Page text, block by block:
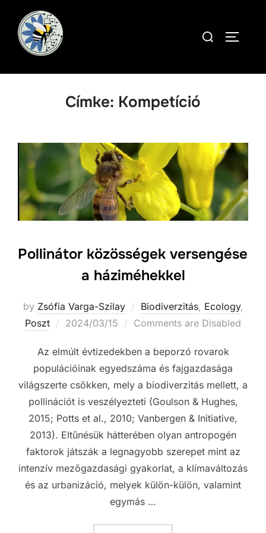
content
Search
Címke: Kompetíció
Pollinátor közösségek versengése
a háziméhekkel
by Zsófia Varga-Szilay Biodiverzitás, Ecology,
Poszt
Posted
2024/03/15 Comments are Disabled
Az elmúlt évtizedekben a beporzó rovarok
populációinak egyedszáma és fajgazdasága
világszerte csökken, mely a biodiverzitás mellett, a
pollinációt is veszélyezteti (Goulson & Hughes,
2015; Potts et al., 2010; Vanbergen & Initiative,
2013). Eltűnésük hátterében olyan antropogén
faktorok játszák a legnagyobb szerepet mint az
intenzív mezőgazdasági gyakorlat, a klímaváltozás
és az urbanizáció, melyek külön-külön, valamint
egymás …